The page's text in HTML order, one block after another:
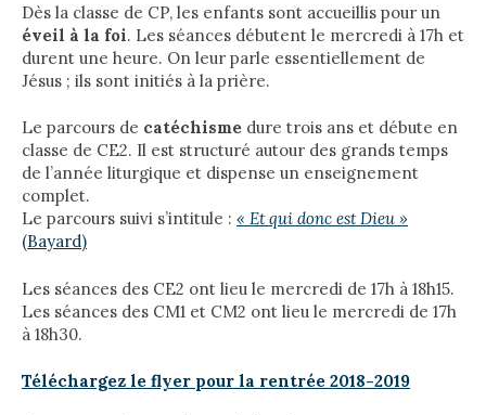
Dès la classe de CP, les enfants sont accueillis pour un
éveil à la foi. Les séances débutent le mercredi à 17h et
durent une heure. On leur parle essentiellement de
Jésus ; ils sont initiés à la prière.
Le parcours de catéchisme dure trois ans et débute en
classe de CE2. Il est structuré autour des grands temps
de l’année liturgique et dispense un enseignement
complet.
Le parcours suivi s’intitule : « Et qui donc est Dieu »
(Bayard)
Les séances des CE2 ont lieu le mercredi de 17h à 18h15.
Les séances des CM1 et CM2 ont lieu le mercredi de 17h
à 18h30.
Téléchargez le flyer pour la rentrée 2018-2019